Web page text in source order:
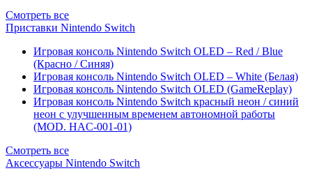
Смотреть все
Приставки Nintendo Switch
Игровая консоль Nintendo Switch OLED – Red / Blue
(Красно / Синяя)
Игровая консоль Nintendo Switch OLED – White (Белая)
Игровая консоль Nintendo Switch OLED (GameReplay)
Игровая консоль Nintendo Switch красный неон / синий
неон с улучшенным временем автономной работы
(MOD. HAC-001-01)
Смотреть все
Аксессуары Nintendo Switch